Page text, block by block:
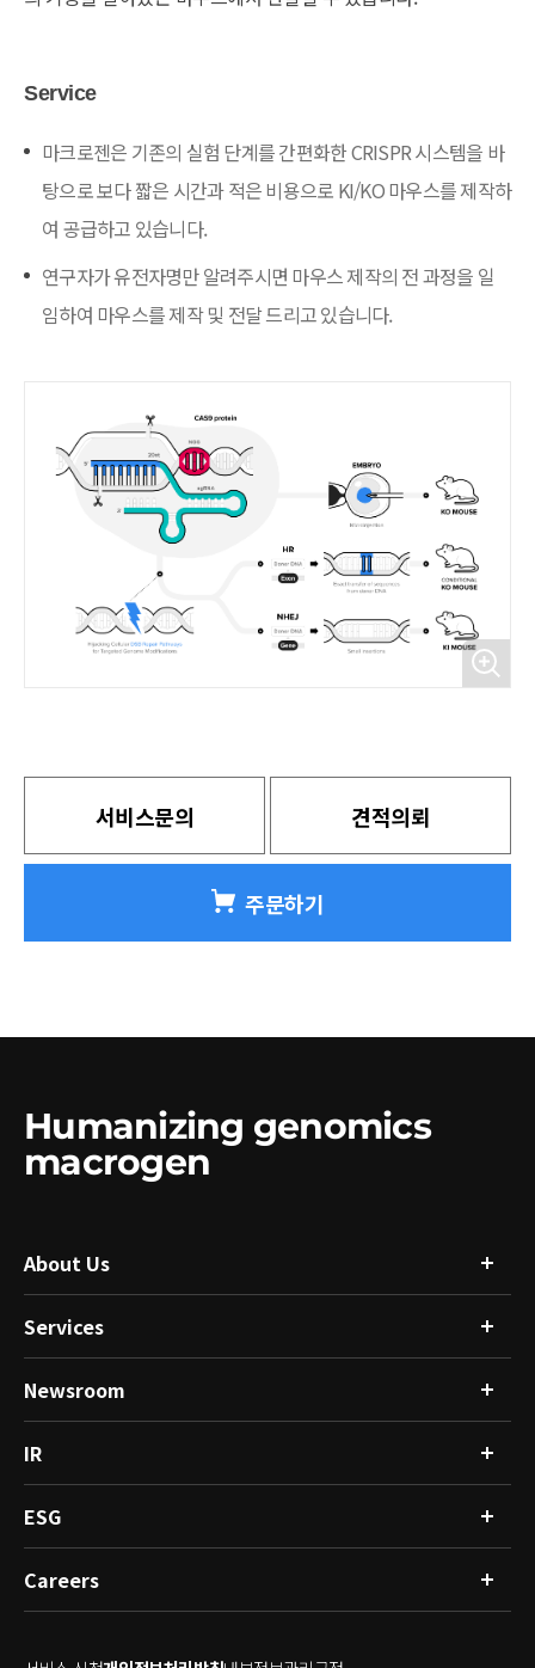
Service
마크로젠은 기존의 실험 단계를 간편화한 CRISPR 시스템을 바
탕으로 보다 짧은 시간과 적은 비용으로 KI/KO 마우스를 제작하
여 공급하고 있습니다.
연구자가 유전자명만 알려주시면 마우스 제작의 전 과정을 일
임하여 마우스를 제작 및 전달 드리고 있습니다.
서비스문의 견적의뢰
주문하기
Humanizing genomics
macrogen
About Us
회사소개
글로벌 네트워크
Resource
인체유래물은행
Services
연구분석
싱글셀 & 공간오믹스 분석 서비스
임상분석
마이크로바이옴분석
Newsroom
뉴스
공지사항
IR
재무정보
공시정보
IR소식
ESG
ESG경영
윤리경영
Careers